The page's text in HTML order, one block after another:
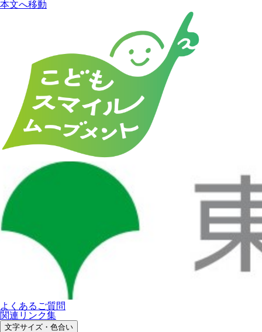
本文へ移動
よくあるご質問
関連リンク集
文字サイズ・色合い